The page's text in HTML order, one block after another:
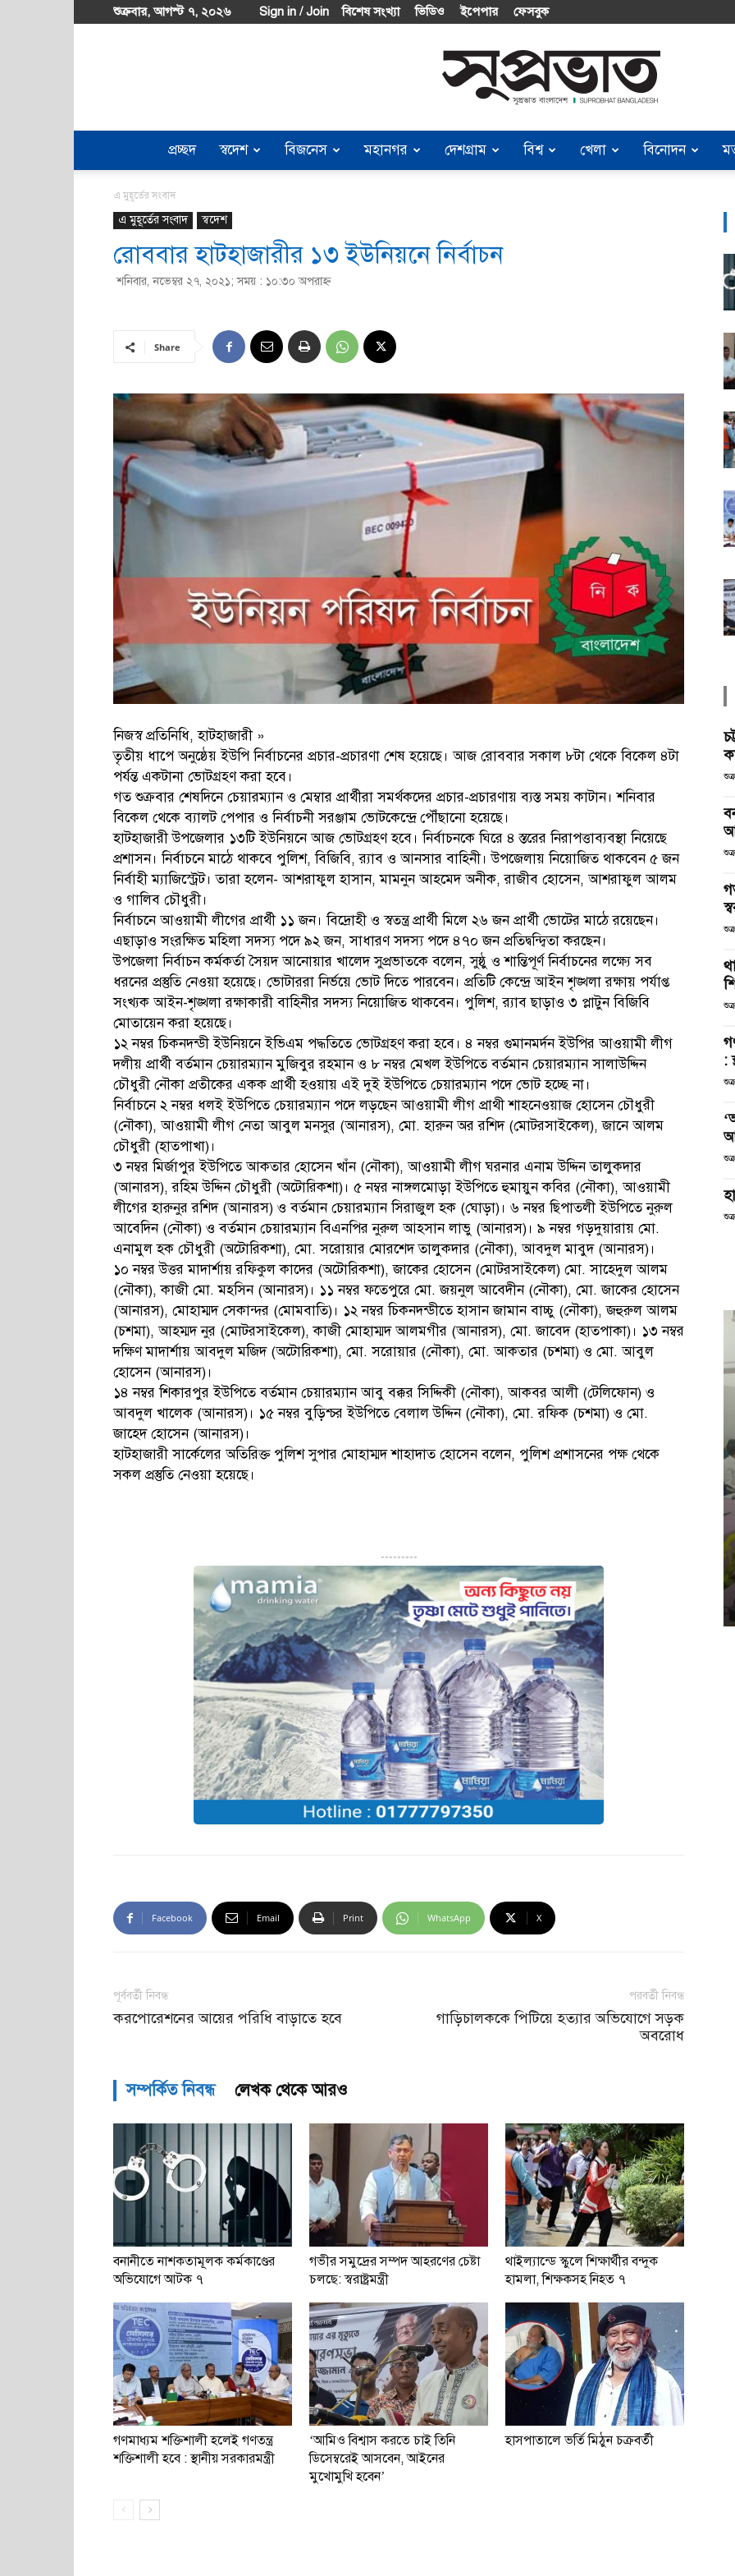
শুক্রবার, আগস্ট ৭, ২০২৬ Sign in / Join বিশেষ সংখ্যা ভিডিও ইপেপার ফেসবুক
Suprobhat
প্রচ্ছদ স্বদেশ বিজনেস মহানগর দেশগ্রাম বিশ্ব খেলা বিনোদন
এ মুহূর্তের সংবাদ
এ মুহূর্তের সংবাদ স্বদেশ
রোববার হাটহাজারীর ১৩ ইউনিয়নে নির্বাচন
শনিবার, নভেম্বর ২৭, ২০২১; সময় : ১০:৩০ অপরাহ্ণ
Share
নিজস্ব প্রতিনিধি, হাটহাজারী »
তৃতীয় ধাপে অনুষ্ঠেয় ইউপি নির্বাচনের প্রচার-প্রচারণা শেষ হয়েছে। আজ রোববার সকাল ৮টা থেকে বিকেল ৪টা
পর্যন্ত একটানা ভোটগ্রহণ করা হবে।
গত শুক্রবার শেষদিনে চেয়ারম্যান ও মেম্বার প্রার্থীরা সমর্থকদের প্রচার-প্রচারণায় ব্যস্ত সময় কাটান। শনিবার
বিকেল থেকে ব্যালট পেপার ও নির্বাচনী সরঞ্জাম ভোটকেন্দ্রে পৌঁছানো হয়েছে।
হাটহাজারী উপজেলার ১৩টি ইউনিয়নে আজ ভোটগ্রহণ হবে। নির্বাচনকে ঘিরে ৪ স্তরের নিরাপত্তাব্যবস্থা নিয়েছে
প্রশাসন। নির্বাচনে মাঠে থাকবে পুলিশ, বিজিবি, র‌্যাব ও আনসার বাহিনী। উপজেলায় নিয়োজিত থাকবেন ৫ জন
নির্বাহী ম্যাজিস্ট্রেট। তারা হলেন- আশরাফুল হাসান, মামনুন আহমেদ অনীক, রাজীব হোসেন, আশরাফুল আলম
ও গালিব চৌধুরী।
নির্বাচনে আওয়ামী লীগের প্রার্থী ১১ জন। বিদ্রোহী ও স্বতন্ত্র প্রার্থী মিলে ২৬ জন প্রার্থী ভোটের মাঠে রয়েছেন।
এছাড়াও সংরক্ষিত মহিলা সদস্য পদে ৯২ জন, সাধারণ সদস্য পদে ৪৭০ জন প্রতিদ্বন্দ্বিতা করছেন।
উপজেলা নির্বাচন কর্মকর্তা সৈয়দ আনোয়ার খালেদ সুপ্রভাতকে বলেন, সুষ্ঠু ও শান্তিপূর্ণ নির্বাচনের লক্ষ্যে সব
ধরনের প্রস্তুতি নেওয়া হয়েছে। ভোটাররা নির্ভয়ে ভোট দিতে পারবেন। প্রতিটি কেন্দ্রে আইন শৃঙ্খলা রক্ষায় পর্যাপ্ত
সংখ্যক আইন-শৃঙ্খলা রক্ষাকারী বাহিনীর সদস্য নিয়োজিত থাকবেন। পুলিশ, র‌্যাব ছাড়াও ৩ প্লাটুন বিজিবি
মোতায়েন করা হয়েছে।
১২ নম্বর চিকনদন্ডী ইউনিয়নে ইভিএম পদ্ধতিতে ভোটগ্রহণ করা হবে। ৪ নম্বর গুমানমর্দন ইউপির আওয়ামী লীগ
দলীয় প্রার্থী বর্তমান চেয়ারম্যান মুজিবুর রহমান ও ৮ নম্বর মেখল ইউপিতে বর্তমান চেয়ারম্যান সালাউদ্দিন
চৌধুরী নৌকা প্রতীকের একক প্রার্থী হওয়ায় এই দুই ইউপিতে চেয়ারম্যান পদে ভোট হচ্ছে না।
নির্বাচনে ২ নম্বর ধলই ইউপিতে চেয়ারম্যান পদে লড়ছেন আওয়ামী লীগ প্রাথী শাহনেওয়াজ হোসেন চৌধুরী
(নৌকা), আওয়ামী লীগ নেতা আবুল মনসুর (আনারস), মো. হারুন অর রশিদ (মোটরসাইকেল), জানে আলম
চৌধুরী (হাতপাখা)।
৩ নম্বর মির্জাপুর ইউপিতে আকতার হোসেন খাঁন (নৌকা), আওয়ামী লীগ ঘরনার এনাম উদ্দিন তালুকদার
(আনারস), রহিম উদ্দিন চৌধুরী (অটোরিকশা)। ৫ নম্বর নাঙ্গলমোড়া ইউপিতে হুমায়ুন কবির (নৌকা), আওয়ামী
লীগের হারুনুর রশিদ (আনারস) ও বর্তমান চেয়ারম্যান সিরাজুল হক (ঘোড়া)। ৬ নম্বর ছিপাতলী ইউপিতে নুরুল
আবেদিন (নৌকা) ও বর্তমান চেয়ারম্যান বিএনপির নুরুল আহসান লাভু (আনারস)। ৯ নম্বর গড়দুয়ারায় মো.
এনামুল হক চৌধুরী (অটোরিকশা), মো. সরোয়ার মোরশেদ তালুকদার (নৌকা), আবদুল মাবুদ (আনারস)।
১০ নম্বর উত্তর মাদার্শায় রফিকুল কাদের (অটোরিকশা), জাকের হোসেন (মোটরসাইকেল) মো. সাহেদুল আলম
(নৌকা), কাজী মো. মহসিন (আনারস)। ১১ নম্বর ফতেপুরে মো. জয়নুল আবেদীন (নৌকা), মো. জাকের হোসেন
(আনারস), মোহাম্মদ সেকান্দর (মোমবাতি)। ১২ নম্বর চিকনদন্ডীতে হাসান জামান বাচ্চু (নৌকা), জহুরুল আলম
(চশমা), আহম্মদ নুর (মোটরসাইকেল), কাজী মোহাম্মদ আলমগীর (আনারস), মো. জাবেদ (হাতপাকা)। ১৩ নম্বর
দক্ষিণ মাদার্শায় আবদুল মজিদ (অটোরিকশা), মো. সরোয়ার (নৌকা), মো. আকতার (চশমা) ও মো. আবুল
হোসেন (আনারস)।
১৪ নম্বর শিকারপুর ইউপিতে বর্তমান চেয়ারম্যান আবু বক্কর সিদ্দিকী (নৌকা), আকবর আলী (টেলিফোন) ও
আবদুল খালেক (আনারস)। ১৫ নম্বর বুড়িশ্চর ইউপিতে বেলাল উদ্দিন (নৌকা), মো. রফিক (চশমা) ও মো.
জাহেদ হোসেন (আনারস)।
হাটহাজারী সার্কেলের অতিরিক্ত পুলিশ সুপার মোহাম্মদ শাহাদাত হোসেন বলেন, পুলিশ প্রশাসনের পক্ষ থেকে
সকল প্রস্তুতি নেওয়া হয়েছে।
---------
Facebook Email Print WhatsApp X
পূর্ববর্তী নিবন্ধ
করপোরেশনের আয়ের পরিধি বাড়াতে হবে
পরবর্তী নিবন্ধ
গাড়িচালককে পিটিয়ে হত্যার অভিযোগে সড়ক
অবরোধ
সম্পর্কিত নিবন্ধ লেখক থেকে আরও
বনানীতে নাশকতামূলক কর্মকাণ্ডের
অভিযোগে আটক ৭
গভীর সমুদ্রের সম্পদ আহরণের চেষ্টা
চলছে: স্বরাষ্ট্রমন্ত্রী
থাইল্যান্ডে স্কুলে শিক্ষার্থীর বন্দুক
হামলা, শিক্ষকসহ নিহত ৭
গণমাধ্যম শক্তিশালী হলেই গণতন্ত্র
শক্তিশালী হবে : স্থানীয় সরকারমন্ত্রী
‘আমিও বিশ্বাস করতে চাই তিনি
ডিসেম্বরেই আসবেন, আইনের
মুখোমুখি হবেন’
হাসপাতালে ভর্তি মিঠুন চক্রবর্তী
: